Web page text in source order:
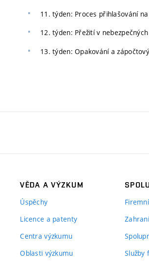
11. týden: Proces přihlašování
12. týden: Přežití v
13. týden: Opakování a
VĚDA A VÝZKUM
Úspěchy
Licence a patenty
Centra výzkumu
Oblasti výzkumu
Služby